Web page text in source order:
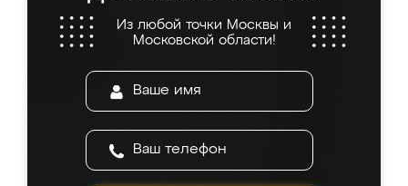
Из любой точки Москвы и
Московской области!